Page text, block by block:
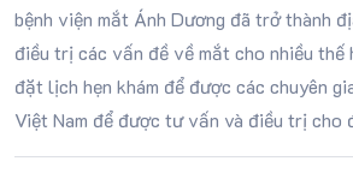
bệnh viện mắt Ánh Dương đã trở thành
điều trị các vấn đề về mắt cho nhiều thế
đặt lịch hẹn khám để được các chuyên
Việt Nam để được tư vấn và điều trị cho